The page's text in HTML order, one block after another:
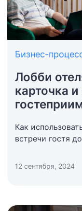
Бизнес-
Лобби
карточка
Как
встречи гостя
12 сентября, 2024